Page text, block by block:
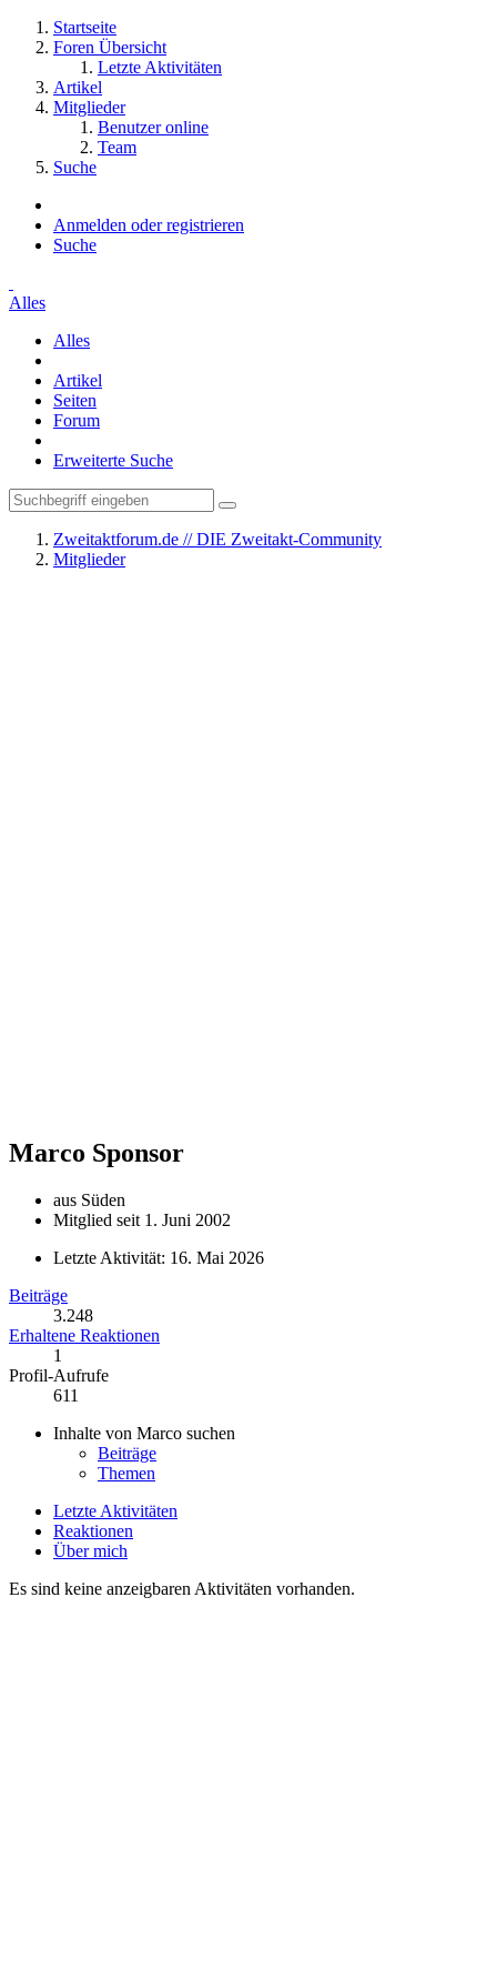
Startseite
Foren Übersicht
Letzte Aktivitäten
Artikel
Mitglieder
Benutzer online
Team
Suche
Anmelden oder registrieren
Suche
Alles
Alles
Artikel
Seiten
Forum
Erweiterte Suche
Zweitaktforum.de // DIE Zweitakt-Community
Mitglieder
Marco Sponsor
aus Süden
Mitglied seit 1. Juni 2002
Letzte Aktivität: 16. Mai 2026
Beiträge
3.248
Erhaltene Reaktionen
1
Profil-Aufrufe
611
Inhalte von Marco suchen
Beiträge
Themen
Letzte Aktivitäten
Reaktionen
Über mich
Es sind keine anzeigbaren Aktivitäten vorhanden.